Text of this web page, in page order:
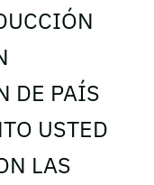
DE PAÍS
USTED
LAS